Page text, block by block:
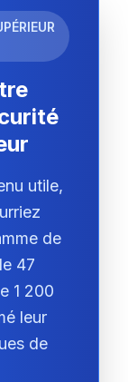
utile,
de
47
1 200
leur
de